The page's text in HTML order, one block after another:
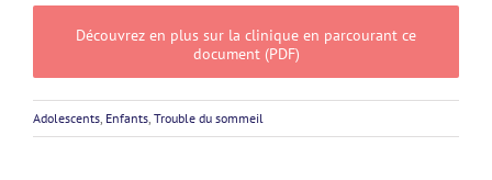
Découvrez en plus sur la clinique en parcourant ce
document (PDF)
Adolescents Enfants Trouble du sommeil